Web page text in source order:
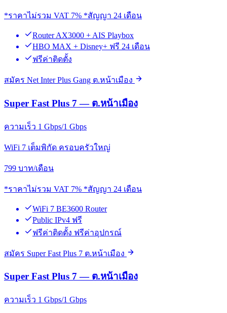
*ราคาไม่รวม VAT 7% *สัญญา 24 เดือน
Router AX3000 + AIS Playbox
HBO MAX + Disney+ ฟรี 24 เดือน
ฟรีค่าติดตั้ง
สมัคร Net Inter Plus Gang ต.หน้าเมือง
Super Fast Plus 7 — ต.หน้าเมือง
ความเร็ว 1 Gbps/1 Gbps
WiFi 7 เต็มพิกัด ครอบครัวใหญ่
799 บาท/เดือน
*ราคาไม่รวม VAT 7% *สัญญา 24 เดือน
WiFi 7 BE3600 Router
Public IPv4 ฟรี
ฟรีค่าติดตั้ง ฟรีค่าอุปกรณ์
สมัคร Super Fast Plus 7 ต.หน้าเมือง
Super Fast Plus 7 — ต.หน้าเมือง
ความเร็ว 1 Gbps/1 Gbps